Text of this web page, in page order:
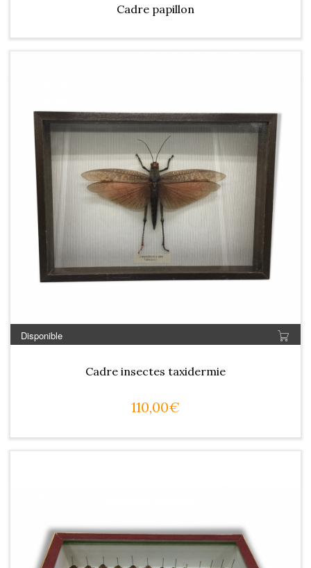
Cadre papillon
Disponible
Cadre insectes taxidermie
110,00€